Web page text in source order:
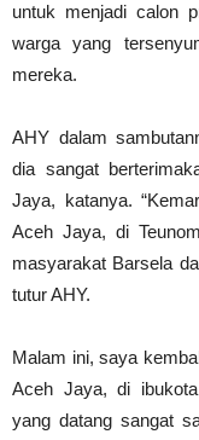
untuk menjadi calon
warga yang
mereka.
AHY dalam
dia sangat
Jaya, katanya.
Aceh Jaya, di
masyarakat Barsela
tutur AHY.
Malam ini, saya
Aceh Jaya, di
yang datang sangat